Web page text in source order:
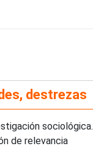
destrezas
sociológica.
de relevancia